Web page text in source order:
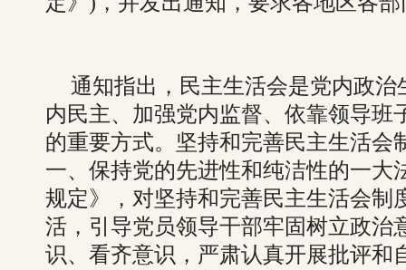
通知指出，民主生活会是党内政
内民主、加强党内监督、依靠领导班
的重要方式。坚持和完善民主生活会
一、保持党的先进性和纯洁性的一
规定》，对坚持和完善民主生活会制
活，引导党员领导干部牢固树立政治
识、看齐意识，严肃认真开展批评和